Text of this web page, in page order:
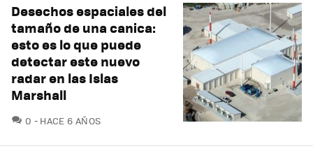
Desechos espaciales del
tamaño de una canica:
esto es lo que puede
detectar este nuevo
radar en las Islas
Marshall
0 COMENTARIOS
HACE 6 AÑOS